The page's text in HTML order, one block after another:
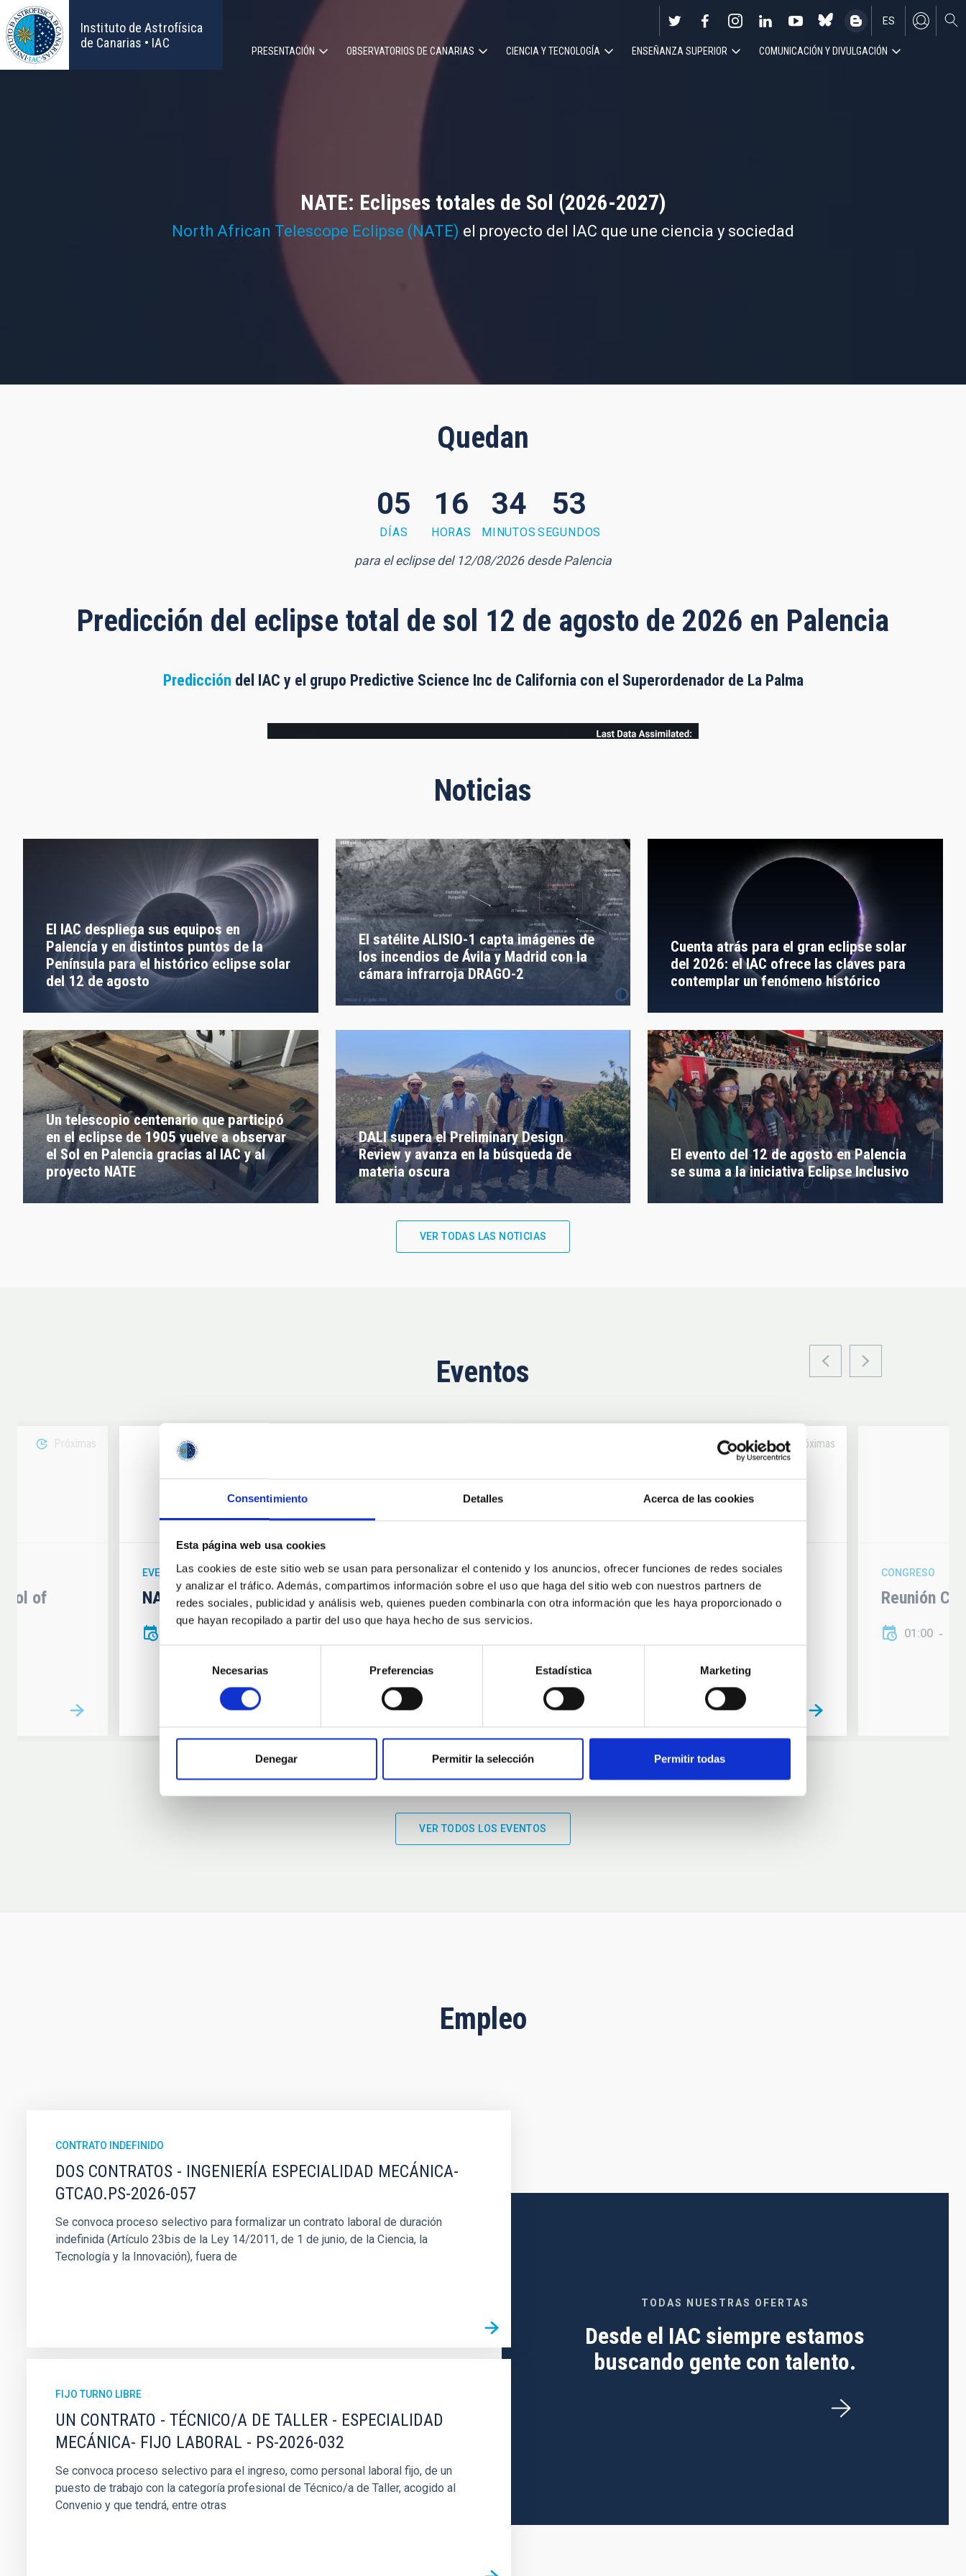
Consentimiento Detalles Acerca de las cookies
Esta página web usa cookies
Las cookies de este sitio web se usan para personalizar el contenido y los anuncios, ofrecer funciones de redes sociales
y analizar el tráfico. Además, compartimos información sobre el uso que haga del sitio web con nuestros partners de
redes sociales, publicidad y análisis web, quienes pueden combinarla con otra información que les haya proporcionado o
que hayan recopilado a partir del uso que haya hecho de sus servicios.
consentimiento
Necesarias Preferencias Estadística Marketing
Denegar Permitir la selección Permitir todas
Pasar
al
contenido
principal
Instituto de Astrofísica
de Canarias • IAC
EN
ES
Navegación
principal
PRESENTACIÓN OBSERVATORIOS DE CANARIAS CIENCIA Y TECNOLOGÍA ENSEÑANZA SUPERIOR COMUNICACIÓN Y DIVULGACIÓN
NATE: Eclipses totales de Sol (2026-2027)
North African Telescope Eclipse (NATE) el proyecto del IAC que une ciencia y sociedad
Quedan
05
DÍAS
16
HORAS
34
MINUTOS
52
SEGUNDOS
para el eclipse del 12/08/2026 desde Palencia
Predicción del eclipse total de sol 12 de agosto de 2026 en Palencia
Predicción del IAC y el grupo Predictive Science Inc de California con el Superordenador de La Palma
Noticias
El IAC despliega sus equipos en
Palencia y en distintos puntos de la
Península para el histórico eclipse solar
del 12 de agosto
El satélite ALISIO-1 capta imágenes de
los incendios de Ávila y Madrid con la
cámara infrarroja DRAGO-2
Cuenta atrás para el gran eclipse solar
del 2026: el IAC ofrece las claves para
contemplar un fenómeno histórico
Un telescopio centenario que participó
en el eclipse de 1905 vuelve a observar
el Sol en Palencia gracias al IAC y al
proyecto NATE
DALI supera el Preliminary Design
Review y avanza en la búsqueda de
materia oscura
El evento del 12 de agosto en Palencia
se suma a la iniciativa Eclipse Inclusivo
VER TODAS LAS NOTICIAS
Eventos
Próximas
of
08
AUG 26
11
AUG 26
EVENTO ASTRONÓMICO
NATE en Palencia - Eclipse Agosto 2026
10 14
Próximas
CONGRESO
Substellar Astrophysics 2026
CONGRESO
Reunión
01:00
VER TODOS LOS EVENTOS
Empleo
CONTRATO INDEFINIDO
DOS CONTRATOS - INGENIERÍA ESPECIALIDAD MECÁNICA-
GTCAO.PS-2026-057
Se convoca proceso selectivo para formalizar un contrato laboral de duración
indefinida (Artículo 23bis de la Ley 14/2011, de 1 de junio, de la Ciencia, la
Tecnología y la Innovación), fuera de
FIJO TURNO LIBRE
UN CONTRATO - TÉCNICO/A DE TALLER - ESPECIALIDAD
MECÁNICA- FIJO LABORAL - PS-2026-032
Se convoca proceso selectivo para el ingreso, como personal laboral fijo, de un
puesto de trabajo con la categoría profesional de Técnico/a de Taller, acogido al
Convenio y que tendrá, entre otras
TODAS NUESTRAS OFERTAS
Desde el IAC siempre estamos
buscando gente con talento.